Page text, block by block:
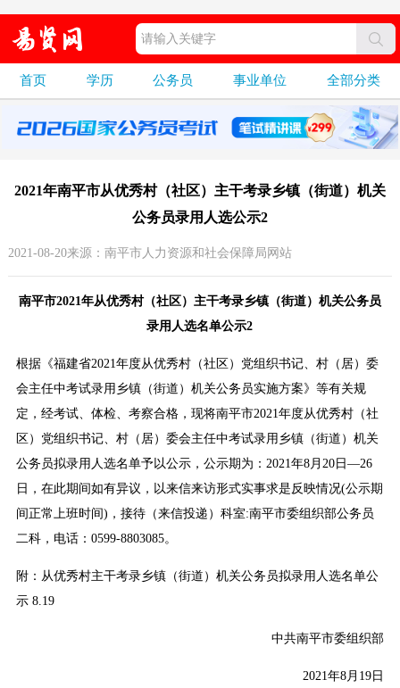
首页 学历 公务员 事业单位 全部分类
2021年南平市从优秀村（社区）主干考录乡镇（街道）机关
公务员录用人选公示2
2021-08-20来源：南平市人力资源和社会保障局网站
南平市2021年从优秀村（社区）主干考录乡镇（街道）机关公务员
录用人选名单公示2
根据《福建省2021年度从优秀村（社区）党组织书记、村（居）委
会主任中考试录用乡镇（街道）机关公务员实施方案》等有关规
定，经考试、体检、考察合格，现将南平市2021年度从优秀村（社
区）党组织书记、村（居）委会主任中考试录用乡镇（街道）机关
公务员拟录用人选名单予以公示，公示期为：2021年8月20日—26
日，在此期间如有异议，以来信来访形式实事求是反映情况(公示期
间正常上班时间)，接待（来信投递）科室:南平市委组织部公务员
二科，电话：0599-8803085。
附： 从优秀村主干考录乡镇（街道）机关公务员拟录用人选名单公
示 8.19
中共南平市委组织部
2021年8月19日